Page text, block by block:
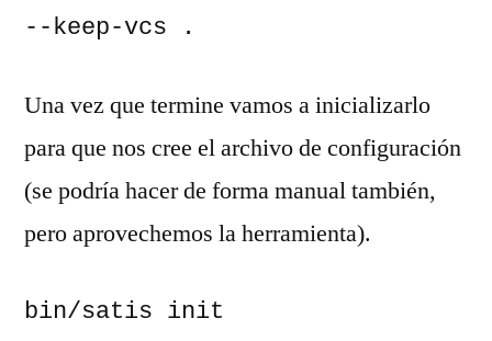
--keep-vcs .
Una vez que termine vamos a inicializarlo
para que nos cree el archivo de configuración
(se podría hacer de forma manual también,
pero aprovechemos la herramienta).
bin/satis init